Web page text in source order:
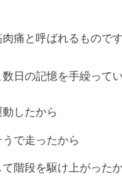
痛と呼ばれるものです
日の記憶を手繰って
したから
で走ったから
階段を駆け上がった